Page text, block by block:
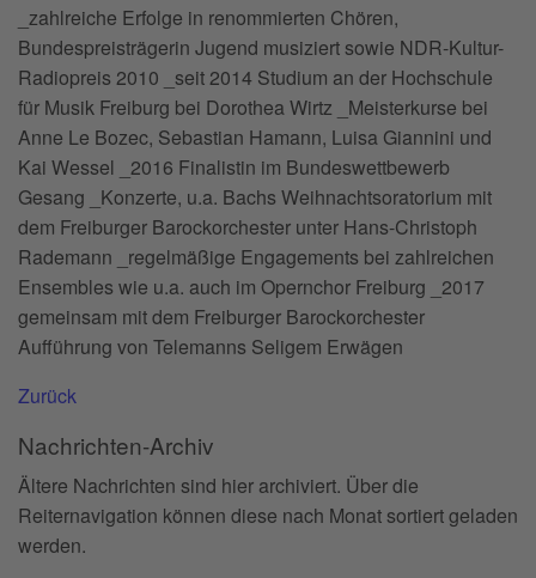
_zahlreiche Erfolge in renommierten Chören,
Bundespreisträgerin Jugend musiziert sowie NDR-Kultur-
Radiopreis 2010 _seit 2014 Studium an der Hochschule
für Musik Freiburg bei Dorothea Wirtz _Meisterkurse bei
Anne Le Bozec, Sebastian Hamann, Luisa Giannini und
Kai Wessel _2016 Finalistin im Bundeswettbewerb
Gesang _Konzerte, u.a. Bachs Weihnachtsoratorium mit
dem Freiburger Barockorchester unter Hans-Christoph
Rademann _regelmäßige Engagements bei zahlreichen
Ensembles wie u.a. auch im Opernchor Freiburg _2017
gemeinsam mit dem Freiburger Barockorchester
Aufführung von Telemanns Seligem Erwägen
Zurück
Nachrichten-Archiv
Ältere Nachrichten sind hier archiviert. Über die
Reiternavigation können diese nach Monat sortiert geladen
werden.